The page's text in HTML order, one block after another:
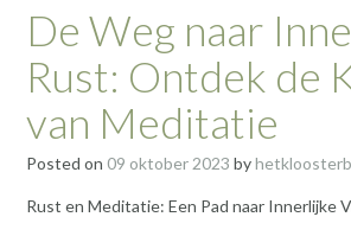
De Weg naar
Rust: Ontdek de
van Meditatie
Posted on 09 oktober 2023 by
Rust en Meditatie: Een Pad naar Innerlijke